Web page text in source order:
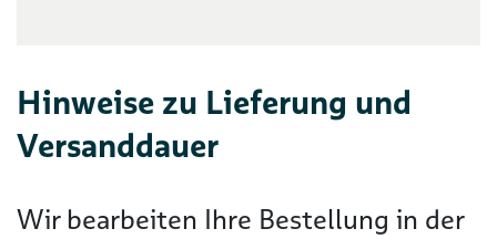
Hinweise zu Lieferung und
Versanddauer
Wir bearbeiten Ihre Bestellung in der